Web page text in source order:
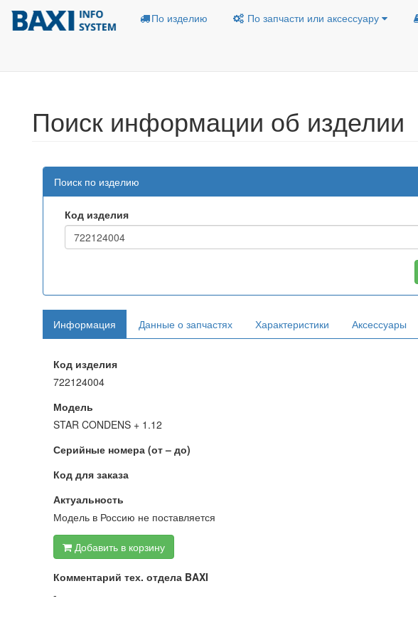
По изделию По запчасти или аксессуару
Поиск информации об изделии
Поиск по изделию
Код изделия
Информация Данные о запчастях Характеристики Аксессуары
Код изделия
722124004
Модель
STAR CONDENS + 1.12
Серийные номера (от – до)
Код для заказа
Актуальность
Модель в Россию не поставляется
Добавить в корзину
Комментарий тех. отдела BAXI
-